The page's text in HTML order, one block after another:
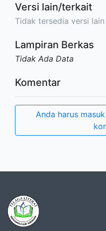
Versi lain/terkait
Tidak tersedia versi lain
Lampiran Berkas
Tidak Ada Data
Komentar
Anda harus